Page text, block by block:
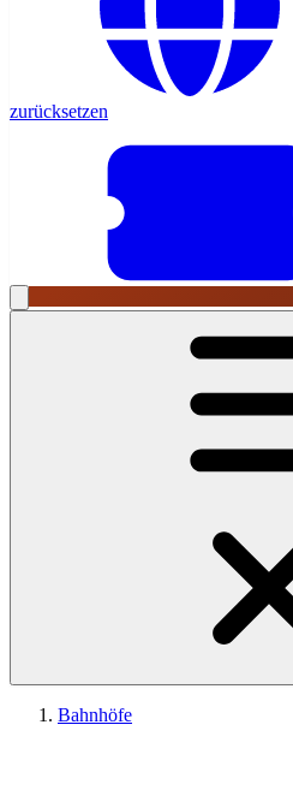
zurücksetzen
Bahnhöfe